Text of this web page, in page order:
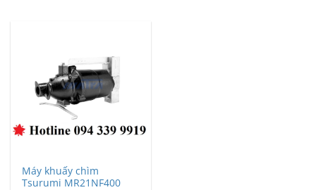
Máy khuấy chìm
Tsurumi MR21NF400